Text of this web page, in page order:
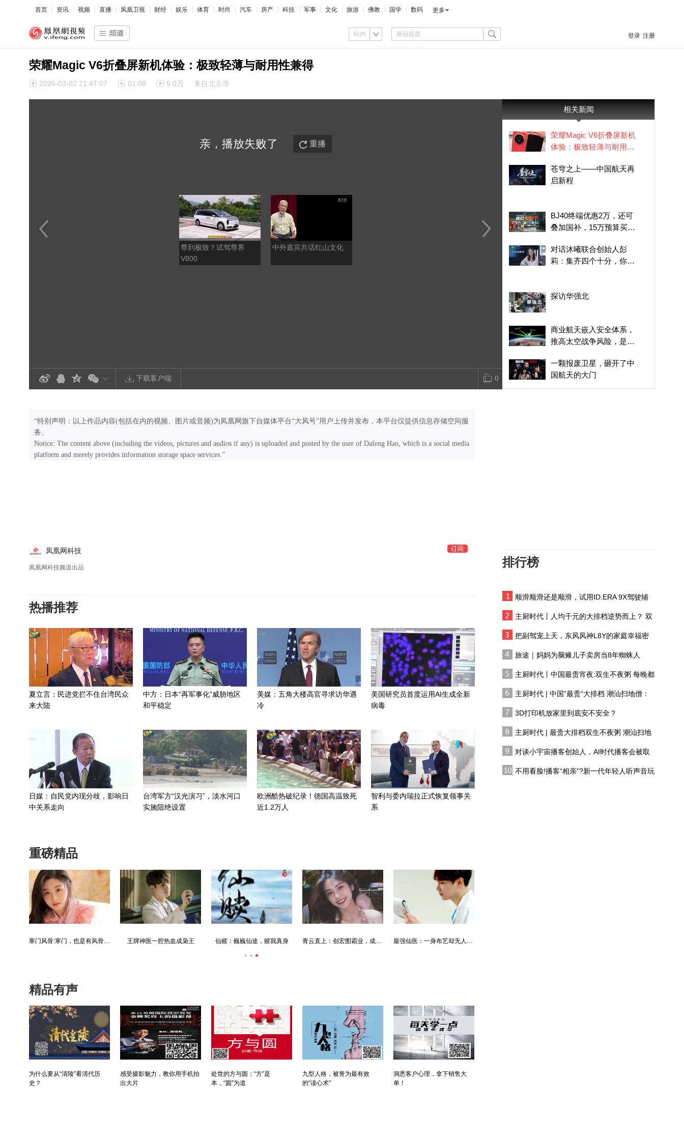
首页 资讯 视频 直播 凤凰卫视 财经 娱乐 体育 时尚 汽车 房产 科技 军事 文化 旅游 佛教 国学 数码 更多
站内 登录 注册
荣耀Magic V6折叠屏新机体验：极致轻薄与耐用性兼得
2026-03-02 21:47:07 01:08 5.0万 来自北京市
亲，播放失败了 重播
尊到极致？试驾尊界
V800
中外嘉宾共话红山文化
“阿尔忒弥斯”计划将比预
期稍晚？专访《新太空经
雄安人工智能实训基地正
式投运
下载客户端 0
相关新闻
荣耀Magic V6折叠屏新机
体验：极致轻薄与耐用性
苍穹之上——中国航天再
启新程
BJ40终端优惠2万，还可
叠加国补，15万预算买方
对话沐曦联合创始人彭
莉：集齐四个十分，你的
探访华强北
商业航天嵌入安全体系，
推高太空战争风险，是否
一颗报废卫星，砸开了中
国航天的大门
星耀8远航家：续航+辅助
项都打在痛点上
共生之境：和谐共生
差”后，最想和家人拥抱，
吃一顿妈妈做的饭
专家：AI可能给出完全错
误的答案，学生要用批判
航天员在轨驻留时长不断
天的逐梦之路
香港分享着国家航天事业
“特别声明：以上作品内容(包括在内的视频、图片或音频)为凤凰网旗下自媒体平台“大风号”用户上传并发布，本平台仅提供信息存储空间服
务。
Notice: The content above (including the videos, pictures and audios if any) is uploaded and posted by the user of Dafeng Hao, which is a social media
platform and merely provides information storage space services.”
凤凰网科技
凤凰网科技频道出品
热播推荐
夏立言：民进党拦不住台湾民众
来大陆
中方：日本“再军事化”威胁地区
和平稳定
美媒：五角大楼高官寻求访华遇
冷
美国研究员首度运用AI生成全新
病毒
日媒：自民党内现分歧，影响日
中关系走向
台湾军方“汉光演习”，淡水河口
实施阻绝设置
欧洲酷热破纪录！德国高温致死
近1.2万人
智利与委内瑞拉正式恢复领事关
系
重磅精品
寒门风骨:寒门，也是有风骨的！ 王牌神医一腔热血成枭王 仙赎：巍巍仙途，赎我真身 青云直上：创宏图霸业，成人生赢家 最强仙医：一身布艺却无人不识
精品有声
为什么要从“清陵”看清代历
史？
感受摄影魅力，教你用手机拍
出大片
处世的方与圆：“方”是
本，“圆”为道
九型人格，被誉为最有效
的“读心术”
洞悉客户心理，拿下销售大
单！
排行榜
顺滑顺滑还是顺滑，试用ID.ERA 9X驾驶辅
主厨时代丨人均千元的大排档逆势而上？ 双
把副驾宠上天，东风风神L8Y的家庭幸福密
旅途｜妈妈为脑瘫儿子卖房当8年蜘蛛人
主厨时代丨中国最贵宵夜:双生不夜粥 每晚都
主厨时代 | 中国”最贵“大排档 潮汕扫地僧：
3D打印机放家里到底安不安全？
主厨时代 | 最贵大排档双生不夜粥 潮汕扫地
对谈小宇宙播客创始人，AI时代播客会被取
不用看脸!播客“相亲”?新一代年轻人听声音玩